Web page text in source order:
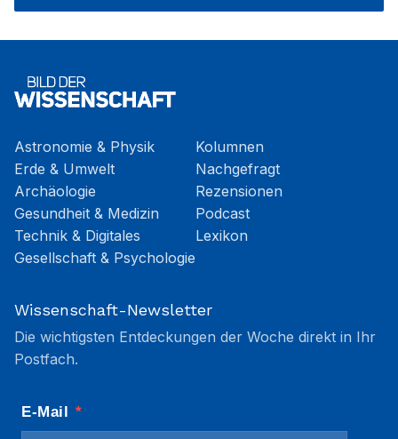
Astronomie & Physik
Erde & Umwelt
Archäologie
Gesundheit & Medizin
Technik & Digitales
Gesellschaft & Psychologie
Kolumnen
Nachgefragt
Rezensionen
Podcast
Lexikon
Wissenschaft-Newsletter
Die wichtigsten Entdeckungen der Woche direkt in Ihr
Postfach.